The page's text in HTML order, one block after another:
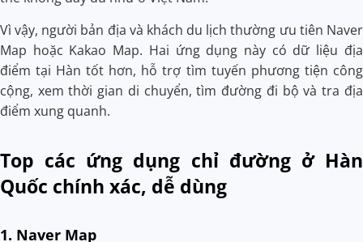
Vì vậy, người bản địa và khách du lịch thường ưu tiên Naver
Map hoặc Kakao Map. Hai ứng dụng này có dữ liệu địa
điểm tại Hàn tốt hơn, hỗ trợ tìm tuyến phương tiện công
cộng, xem thời gian di chuyển, tìm đường đi bộ và tra địa
điểm xung quanh.
Top các ứng dụng chỉ đường ở Hàn
Quốc chính xác, dễ dùng
1. Naver Map